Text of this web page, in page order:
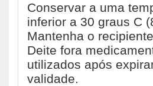
Conservar a uma
inferior a 30 graus C
Mantenha o
Deite fora
utilizados após
validade.